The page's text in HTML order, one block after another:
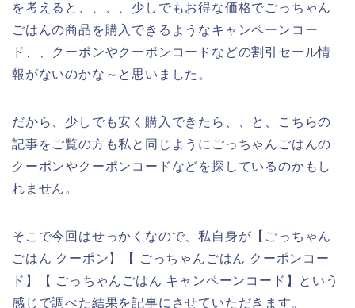
を考えると、、、、少しでもお得な価格でごっちゃん
ごはんの商品を購入できるようなキャンペーンコー
ド、、クーポンやクーポンコードなどの割引セール情
報がないのかな～と思いました。
だから、少しでも安く購入できたら、、と、こちらの
記事をご覧の方も私と同じようにごっちゃんごはんの
クーポンやクーポンコードなどを探しているのかもし
れません。
そこで今回はせっかくなので、私自身が【ごっちゃん
ごはん クーポン】【 ごっちゃんごはん クーポンコー
ド】【 ごっちゃんごはん キャンペーンコード】という
感じで調べた結果を記事にさせていただきます。